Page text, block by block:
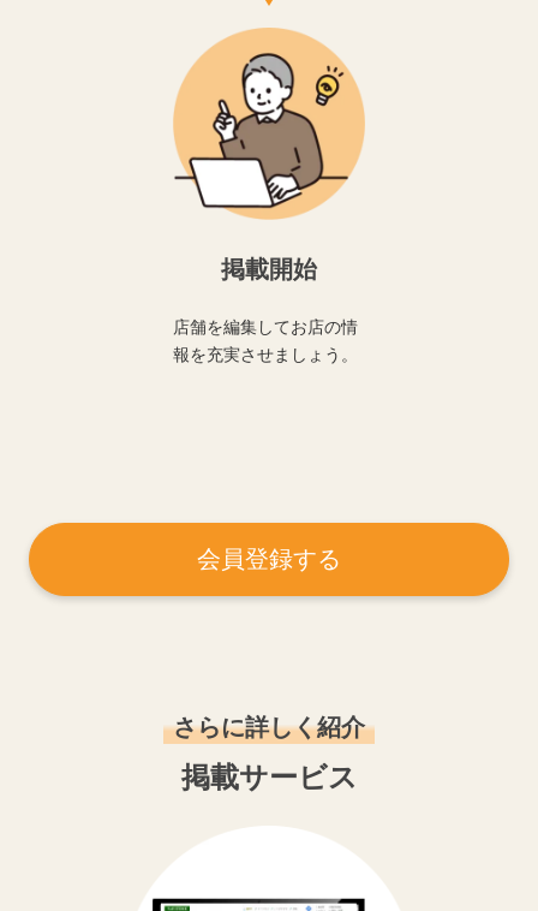
掲載開始
店舗を編集してお店の情
報を充実させましょう。
会員登録する
さらに詳しく紹介
掲載サービス